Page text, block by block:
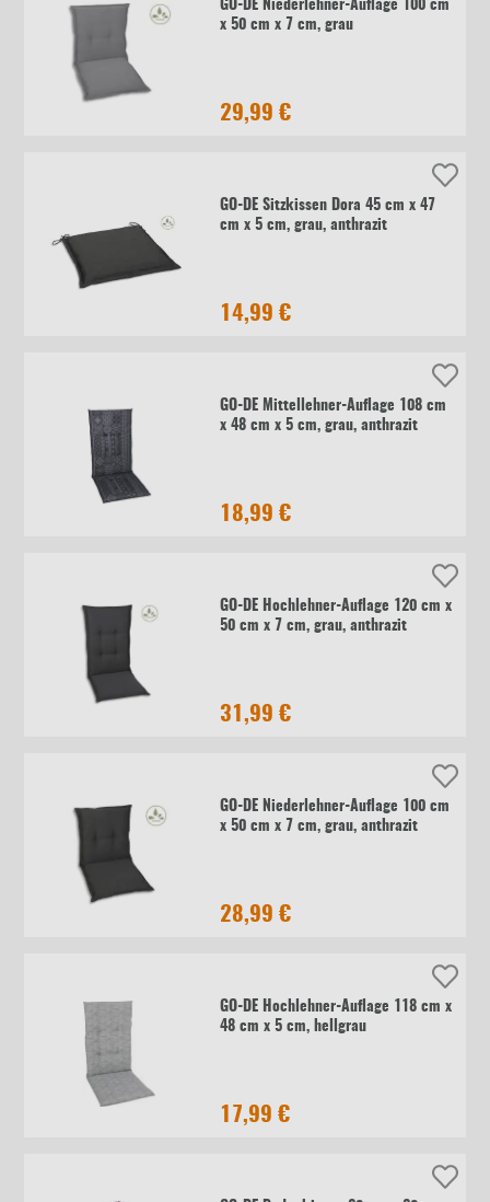
GO-DE Niederlehner-Auflage 100 cm
x 50 cm x 7 cm, grau
29,99 €
GO-DE Sitzkissen Dora 45 cm x 47
cm x 5 cm, grau, anthrazit
14,99 €
GO-DE Mittellehner-Auflage 108 cm
x 48 cm x 5 cm, grau, anthrazit
18,99 €
GO-DE Hochlehner-Auflage 120 cm x
50 cm x 7 cm, grau, anthrazit
31,99 €
GO-DE Niederlehner-Auflage 100 cm
x 50 cm x 7 cm, grau, anthrazit
28,99 €
GO-DE Hochlehner-Auflage 118 cm x
48 cm x 5 cm, hellgrau
17,99 €